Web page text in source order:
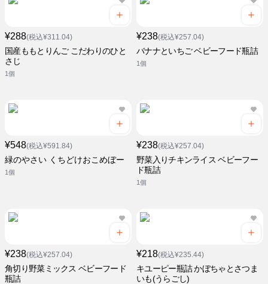
¥288(税込¥311.04)
国産ももとりんご こだわりのひと
さじ
1個
¥238(税込¥257.04)
バナナといちご ベビーフード瓶詰
1個
¥548(税込¥591.84)
緑のやさい くちどけおこめぼー
1個
¥238(税込¥257.04)
野菜入りチキンライス ベビーフー
ド瓶詰
1個
¥238(税込¥257.04)
角切り野菜ミックス ベビーフード
瓶詰
¥218(税込¥235.44)
キユーピー瓶詰 かぼちゃとさつま
いも(うらごし)